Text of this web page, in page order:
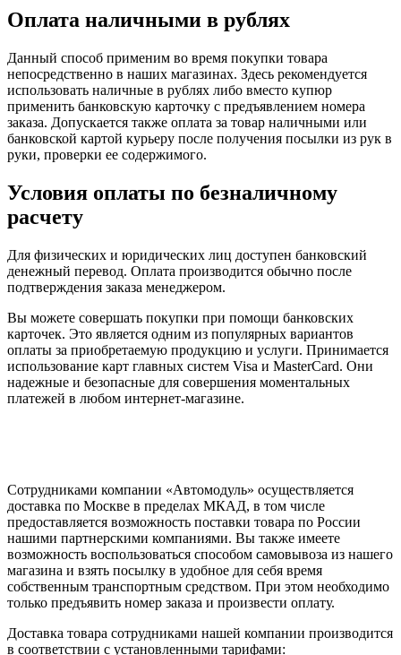
Оплата наличными в рублях
Данный способ применим во время покупки товара
непосредственно в наших магазинах. Здесь рекомендуется
использовать наличные в рублях либо вместо купюр
применить банковскую карточку с предъявлением номера
заказа. Допускается также оплата за товар наличными или
банковской картой курьеру после получения посылки из рук в
руки, проверки ее содержимого.
Условия оплаты по безналичному
расчету
Для физических и юридических лиц доступен банковский
денежный перевод. Оплата производится обычно после
подтверждения заказа менеджером.
Вы можете совершать покупки при помощи банковских
карточек. Это является одним из популярных вариантов
оплаты за приобретаемую продукцию и услуги. Принимается
использование карт главных систем Visa и MasterCard. Они
надежные и безопасные для совершения моментальных
платежей в любом интернет-магазине.
Сотрудниками компании «Автомодуль» осуществляется
доставка по Москве в пределах МКАД, в том числе
предоставляется возможность поставки товара по России
нашими партнерскими компаниями. Вы также имеете
возможность воспользоваться способом самовывоза из нашего
магазина и взять посылку в удобное для себя время
собственным транспортным средством. При этом необходимо
только предъявить номер заказа и произвести оплату.
Доставка товара сотрудниками нашей компании производится
в соответствии с установленными тарифами: